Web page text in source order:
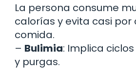
La persona consume
calorías y evita casi
comida.
– Bulimia: Implica
y purgas.